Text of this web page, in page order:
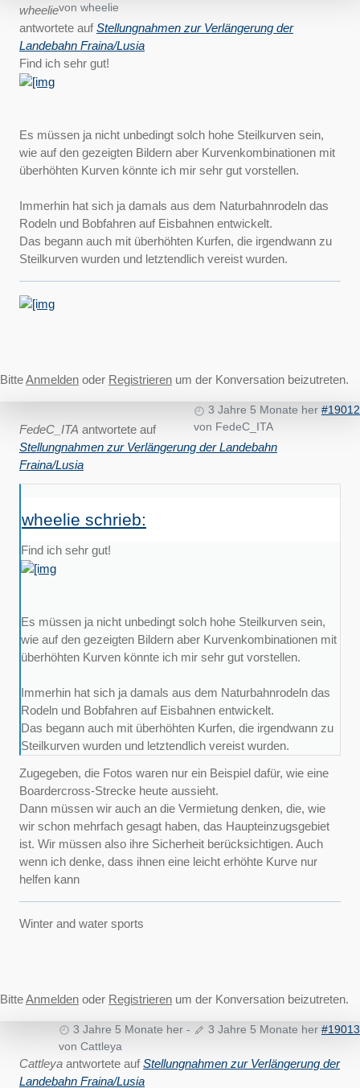
von wheelie
wheelie
antwortete aufStellungnahmen zur Verlängerung der
Landebahn Fraina/Lusia
Find ich sehr gut!
Es müssen ja nicht unbedingt solch hohe Steilkurven sein,
wie auf den gezeigten Bildern aber Kurvenkombinationen mit
überhöhten Kurven könnte ich mir sehr gut vorstellen.
Immerhin hat sich ja damals aus dem Naturbahnrodeln das
Rodeln und Bobfahren auf Eisbahnen entwickelt.
Das begann auch mit überhöhten Kurfen, die irgendwann zu
Steilkurven wurden und letztendlich vereist wurden.
BitteAnmelden oder Registrieren um der Konversation beizutreten.
3 Jahre 5 Monate her #19012
von FedeC_ITA
FedeC_ITA antwortete auf
Stellungnahmen zur Verlängerung der Landebahn
Fraina/Lusia
wheelie schrieb:
Find ich sehr gut!
Es müssen ja nicht unbedingt solch hohe Steilkurven sein,
wie auf den gezeigten Bildern aber Kurvenkombinationen mit
überhöhten Kurven könnte ich mir sehr gut vorstellen.
Immerhin hat sich ja damals aus dem Naturbahnrodeln das
Rodeln und Bobfahren auf Eisbahnen entwickelt.
Das begann auch mit überhöhten Kurfen, die irgendwann zu
Steilkurven wurden und letztendlich vereist wurden.
Zugegeben, die Fotos waren nur ein Beispiel dafür, wie eine
Boardercross-Strecke heute aussieht.
Dann müssen wir auch an die Vermietung denken, die, wie
wir schon mehrfach gesagt haben, das Haupteinzugsgebiet
ist. Wir müssen also ihre Sicherheit berücksichtigen. Auch
wenn ich denke, dass ihnen eine leicht erhöhte Kurve nur
helfen kann
Winter and water sports
BitteAnmelden oder Registrieren um der Konversation beizutreten.
3 Jahre 5 Monate her - 3 Jahre 5 Monate her #19013
von Cattleya
Cattleya antwortete aufStellungnahmen zur Verlängerung der
Landebahn Fraina/Lusia